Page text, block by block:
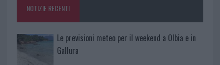
NOTIZIE RECENTI
Le previsioni meteo per il weekend a Olbia e in
Gallura